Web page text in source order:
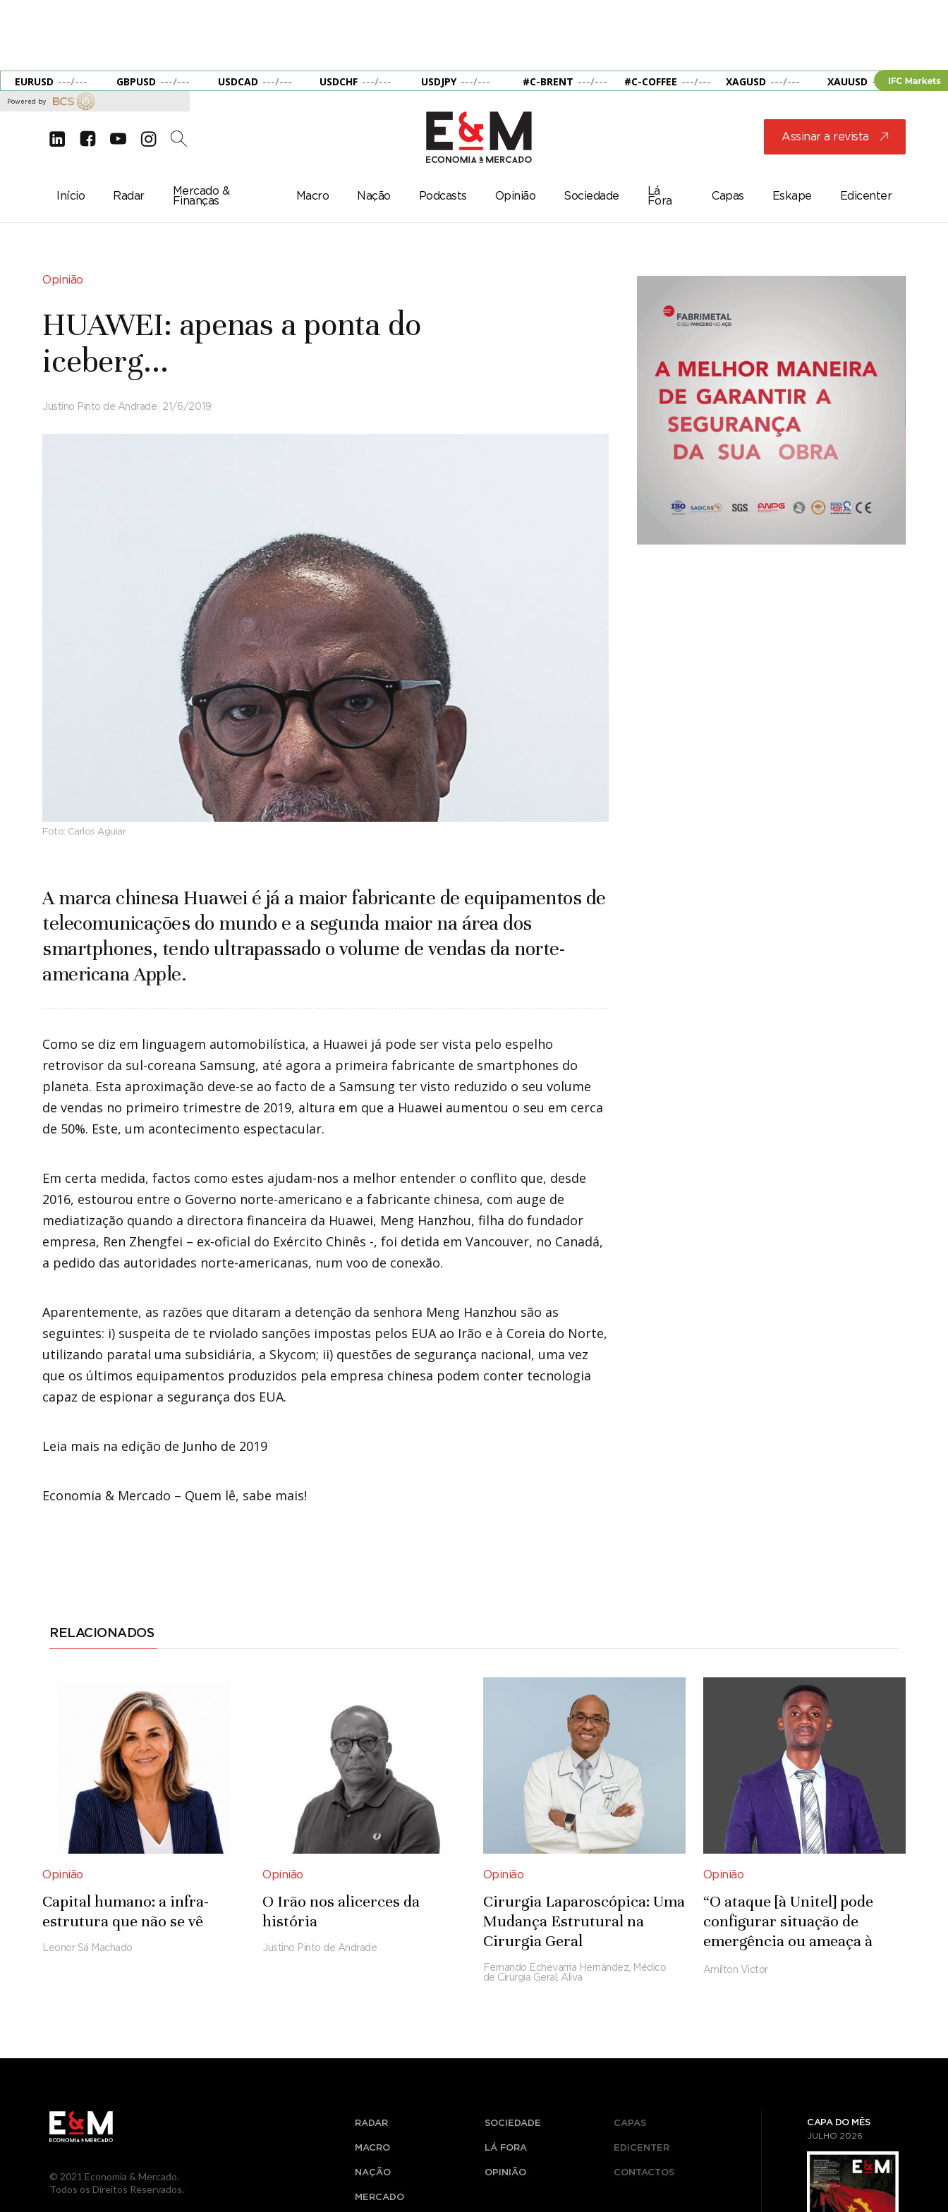
EURUSD ---/--- GBPUSD ---/--- USDCAD ---/--- USDCHF ---/--- USDJPY ---/--- #C-BRENT ---/--- #C-COFFEE ---/--- XAGUSD ---/--- XAUUSD --- ---
Powered by
d e g c 2 Assinar a revista j
Início Radar
Mercado &
Finanças
Macro Nação Podcasts Opinião Sociedade
Lá
Fora
Capas Eskape Edicenter
Opinião
HUAWEI: apenas a ponta do
iceberg...
Justino Pinto de Andrade 21/6/2019
Foto: Carlos Aguiar
A marca chinesa Huawei é já a maior fabricante de equipamentos de
telecomunicações do mundo e a segunda maior na área dos
smartphones, tendo ultrapassado o volume de vendas da norte-
americana Apple.
Como se diz em linguagem automobilística, a Huawei já pode ser vista pelo espelho
retrovisor da sul-coreana Samsung, até agora a primeira fabricante de smartphones do
planeta. Esta aproximação deve-se ao facto de a Samsung ter visto reduzido o seu volume
de vendas no primeiro trimestre de 2019, altura em que a Huawei aumentou o seu em cerca
de 50%. Este, um acontecimento espectacular.
Em certa medida, factos como estes ajudam-nos a melhor entender o conflito que, desde
2016, estourou entre o Governo norte-americano e a fabricante chinesa, com auge de
mediatização quando a directora financeira da Huawei, Meng Hanzhou, filha do fundador
empresa, Ren Zhengfei – ex-oficial do Exército Chinês -, foi detida em Vancouver, no Canadá,
a pedido das autoridades norte-americanas, num voo de conexão.
Aparentemente, as razões que ditaram a detenção da senhora Meng Hanzhou são as
seguintes: i) suspeita de te rviolado sanções impostas pelos EUA ao Irão e à Coreia do Norte,
utilizando paratal uma subsidiária, a Skycom; ii) questões de segurança nacional, uma vez
que os últimos equipamentos produzidos pela empresa chinesa podem conter tecnologia
capaz de espionar a segurança dos EUA.
Leia mais na edição de Junho de 2019
Economia & Mercado – Quem lê, sabe mais!
RELACIONADOS
Opinião
Capital humano: a infra-
estrutura que não se vê
Leonor Sá Machado
Opinião
O Irão nos alicerces da
história
Justino Pinto de Andrade
Opinião
Cirurgia Laparoscópica: Uma
Mudança Estrutural na
Cirurgia Geral
Fernando Echevarria Hernández, Médico
de Cirurgia Geral, Aliva
Opinião
“O ataque [à Unitel] pode
configurar situação de
emergência ou ameaça à
segurança nacional” - jurista
Amilton Victor
© 2021 Economia & Mercado.
Todos os Direitos Reservados.
RADAR
MACRO
NAÇÃO
MERCADO
SOCIEDADE
LÁ FORA
OPINIÃO
CAPAS
EDICENTER
CONTACTOS
CAPA DO MÊS
JULHO 2026